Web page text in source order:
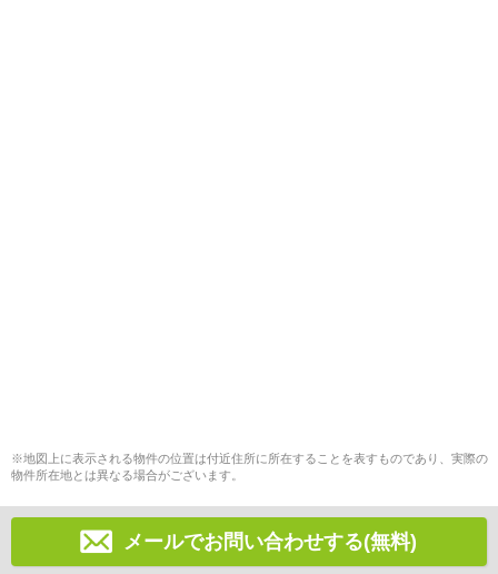
※地図上に表示される物件の位置は付近住所に所在することを表すものであり、実際の
物件所在地とは異なる場合がございます。
メールでお問い合わせする(無料)